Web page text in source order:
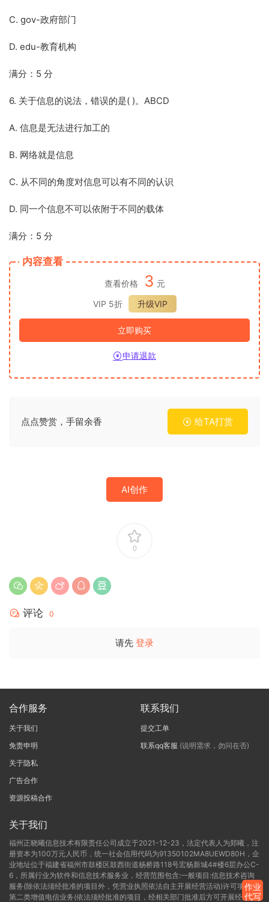
C. gov-政府部门
D. edu-教育机构
满分：5 分
6. 关于信息的说法，错误的是( )。ABCD
A. 信息是无法进行加工的
B. 网络就是信息
C. 从不同的角度对信息可以有不同的认识
D. 同一个信息不可以依附于不同的载体
满分：5 分
内容查看
查看价格 3 元
VIP 5折
升级VIP
立即购买
申请退款
点点赞赏，手留余香 给TA打赏
AI创作
0
评论 0
请先 登录
合作服务
关于我们
免责申明
关于隐私
广告合作
资源投稿合作
联系我们
提交工单
联系qq客服 (说明需求，勿问在否)
关于我们
福州正晓曦信息技术有限责任公司成立于2021-12-23，法定代表人为郑曦，注
册资本为100万元人民币，统一社会信用代码为91350102MA8UEWD80H，企
业地址位于福建省福州市鼓楼区鼓西街道杨桥路118号宏杨新城4#楼6层办公C-
6，所属行业为软件和信息技术服务业，经营范围包含:一般项目:信息技术咨询
服务(除依法须经批准的项目外，凭营业执照依法自主开展经营活动)许可项目:
第二类增值电信业务(依法须经批准的项目，经相关部门批准后方可开展经营活
作业
代写